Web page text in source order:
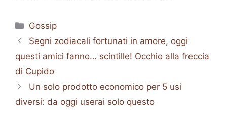
Categorie
Gossip
Segni zodiacali fortunati in amore, oggi
questi amici fanno… scintille! Occhio alla freccia
di Cupido
Un solo prodotto economico per 5 usi
diversi: da oggi userai solo questo